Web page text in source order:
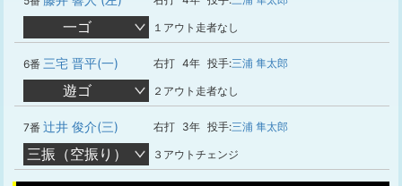
一ゴ １アウト走者なし
6番 三宅 晋平(一) 右打 4年 投手:三浦 隼太郎
遊ゴ ２アウト走者なし
7番 辻井 俊介(三) 右打 3年 投手:三浦 隼太郎
三振（空振り） ３アウトチェンジ